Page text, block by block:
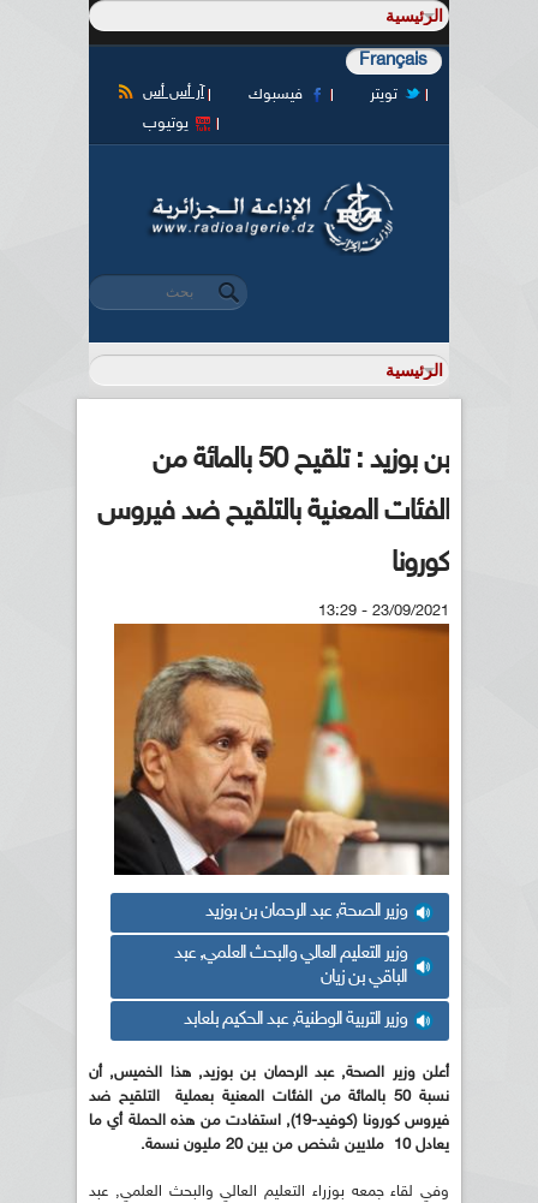
Français
آر أس أس فيسبوك
تويتر
يوتيوب
استمارة البحث
‏بحث ‏
بن بوزيد : تلقيح 50 بالمائة من
الفئات المعنية بالتلقيح ضد فيروس
كورونا
23/09/2021 - 13:29
وزير الصحة, عبد الرحمان بن بوزيد
وزير التعليم العالي والبحث العلمي, عبد
الباقي بن زيان
وزير التربية الوطنية, عبد الحكيم بلعابد
أعلن وزير الصحة, عبد الرحمان بن بوزيد, هذا الخميس, أن
نسبة 50 بالمائة من الفئات المعنية بعملية التلقيح ضد
فيروس كورونا (كوفيد-19), استفادت من هذه الحملة أي ما
يعادل 10 ملايين شخص من بين 20 مليون نسمة.
وفي لقاء جمعه بوزراء التعليم العالي والبحث العلمي, عبد